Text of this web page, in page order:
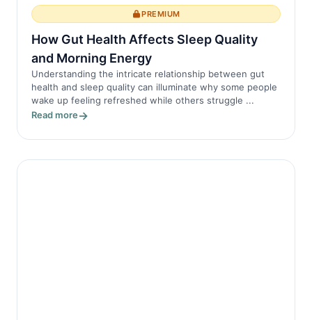
PREMIUM
How Gut Health Affects Sleep Quality
and Morning Energy
Understanding the intricate relationship between gut
health and sleep quality can illuminate why some people
wake up feeling refreshed while others struggle ...
Read more